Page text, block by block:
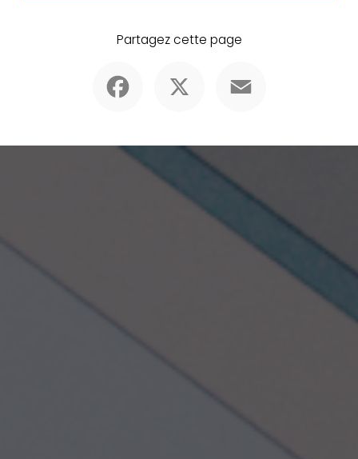
Partagez cette page